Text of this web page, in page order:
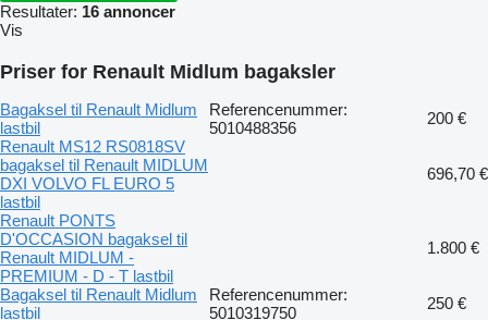
Resultater: 16 annoncer
Vis
Priser for Renault Midlum bagaksler
Bagaksel til Renault Midlum
lastbil
Referencenummer:
5010488356
200 €
Renault MS12 RS0818SV
bagaksel til Renault MIDLUM
DXI VOLVO FL EURO 5
lastbil
696,70 €
Renault PONTS
D'OCCASION bagaksel til
Renault MIDLUM -
PREMIUM - D - T lastbil
1.800 €
Bagaksel til Renault Midlum
lastbil
Referencenummer:
5010319750
250 €